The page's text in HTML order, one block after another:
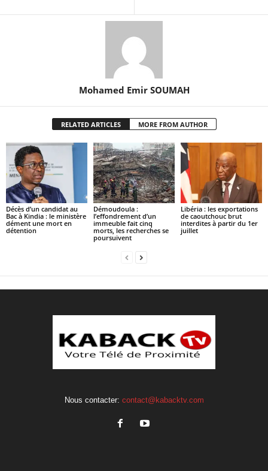
Mohamed Emir SOUMAH
RELATED ARTICLES MORE FROM AUTHOR
Décès d’un candidat au
Bac à Kindia : le ministère
dément une mort en
détention
Démoudoula :
l’effondrement d’un
immeuble fait cinq
morts, les recherches se
poursuivent
Libéria : les exportations
de caoutchouc brut
interdites à partir du 1er
juillet
Nous contacter: contact@kabacktv.com